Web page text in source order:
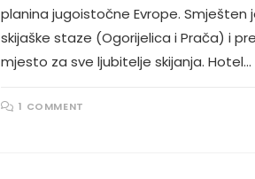
planina jugoistočne Evrope. Smješten
skijaške staze (Ogorijelica i Prača) i
mjesto za sve ljubitelje skijanja. Hotel…
1 COMMENT